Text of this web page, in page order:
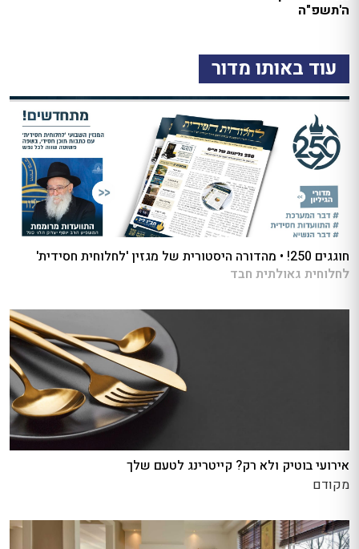
ה'תשפ"ה
עוד באותו מדור
חוגגים 250! • מהדורה היסטורית של מגזין 'לחלוחית חסידית'
לחלוחית גאולתית חבד
אירועי בוטיק ולא רק? קייטרינג לטעם שלך
מקודם